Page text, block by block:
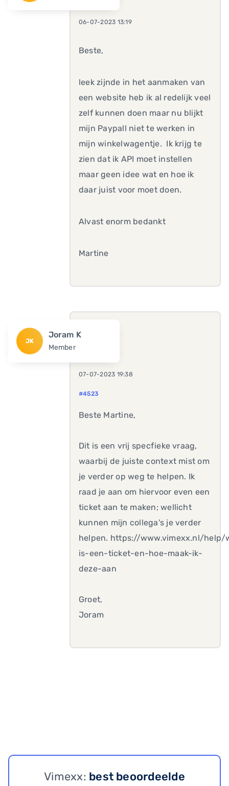
06-07-2023 13:19
Beste,
leek zijnde in het aanmaken van
een website heb ik al redelijk veel
zelf kunnen doen maar nu blijkt
mijn Paypall niet te werken in
mijn winkelwagentje. Ik krijg te
zien dat ik API moet instellen
maar geen idee wat en hoe ik
daar juist voor moet doen.
Alvast enorm bedankt
Martine
JK
Joram K
Member
07-07-2023 19:38
#4523
Beste Martine,
Dit is een vrij specfieke vraag,
waarbij de juiste context mist om
je verder op weg te helpen. Ik
raad je aan om hiervoor even een
ticket aan te maken; wellicht
kunnen mijn collega's je verder
helpen. https://www.vimexx.nl/help/
is-een-ticket-en-hoe-maak-ik-
deze-aan
Groet,
Joram
Vimexx: best beoordeelde